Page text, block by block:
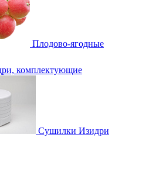
Плодово-ягодные
комплектующие
Сушилки Изидри